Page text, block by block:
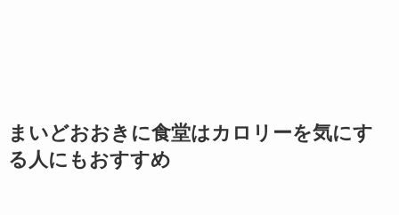
まいどおおきに食堂はカロリーを気にす
る人にもおすすめ